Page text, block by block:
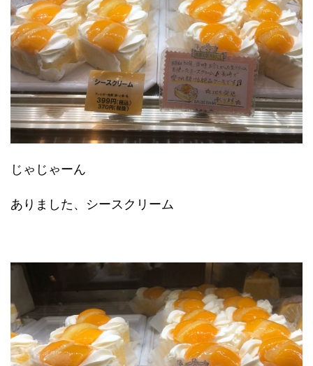
じゃじゃーん
ありました、シースクリーム